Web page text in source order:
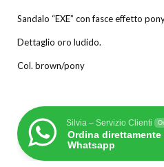
Sandalo “EXE” con fasce effetto
Dettaglio oro ludido.
Col. brown/pony
Silvia – Servizio Clienti
Ordina direttamente
Whatsapp